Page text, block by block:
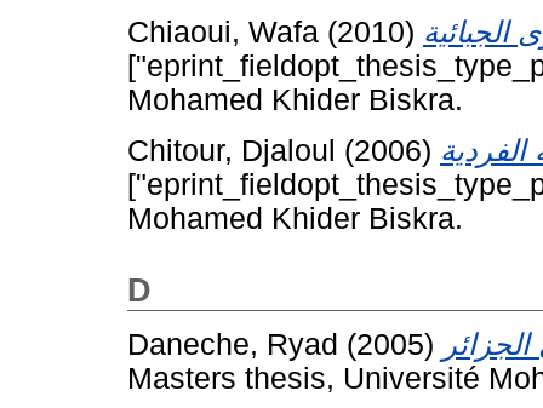
Chiaoui, Wafa (2010)
Mohamed Khider Biskra.
Chitour, Djaloul (2006)
Mohamed Khider Biskra.
D
Daneche, Ryad (2005)
Masters thesis, Université